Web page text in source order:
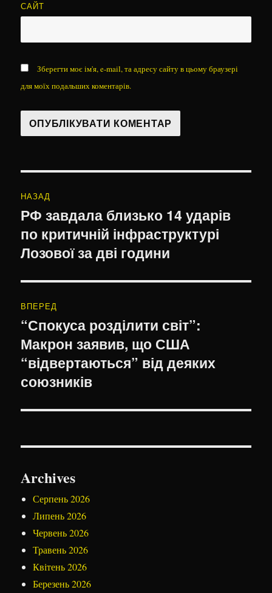
САЙТ
Зберегти моє ім'я, e-mail, та адресу сайту в цьому браузері
для моїх подальших коментарів.
записів
НАЗАД
Попередній
запис:
РФ завдала близько 14 ударів
по критичній інфраструктурі
Лозової за дві години
ВПЕРЕД
Наступний
запис:
“Спокуса розділити світ”:
Макрон заявив, що США
“відвертаються” від деяких
союзників
Archives
Серпень 2026
Липень 2026
Червень 2026
Травень 2026
Квітень 2026
Березень 2026